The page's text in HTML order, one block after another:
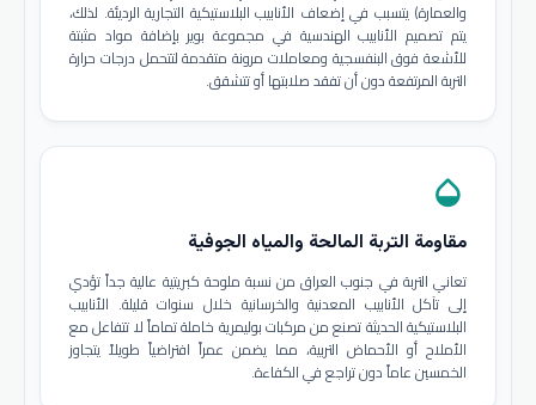
والعمارة) يتسبب في إضعاف الأنابيب البلاستيكية التجارية الرديئة. لذلك،
يتم تصميم الأنابيب الهندسية في مجموعة بوير بإضافة مواد مثبتة
للأشعة فوق البنفسجية ومعاملات مرونة متقدمة لتتحمل درجات حرارة
التربة المرتفعة دون أن تفقد صلابتها أو تتشقق.
opacity
مقاومة التربة المالحة والمياه الجوفية
تعاني التربة في جنوب العراق من نسبة ملوحة كبريتية عالية جداً تؤدي
إلى تآكل الأنابيب المعدنية والخرسانية خلال سنوات قليلة. الأنابيب
البلاستيكية الحديثة تصنع من مركبات بوليمرية خاملة تماماً لا تتفاعل مع
الأملاح أو الأحماض التربية، مما يضمن عمراً افتراضياً طويلاً يتجاوز
الخمسين عاماً دون تراجع في الكفاءة.